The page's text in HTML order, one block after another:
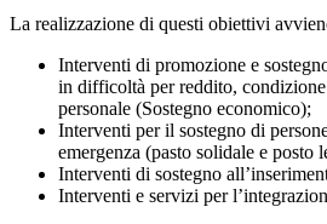
La realizzazione di questi obiettivi
Interventi di promozione e
in difficoltà per reddito,
personale (Sostegno economico);
Interventi per il sostegno di
emergenza (pasto solidale e posto
Interventi di sostegno
Interventi e servizi per